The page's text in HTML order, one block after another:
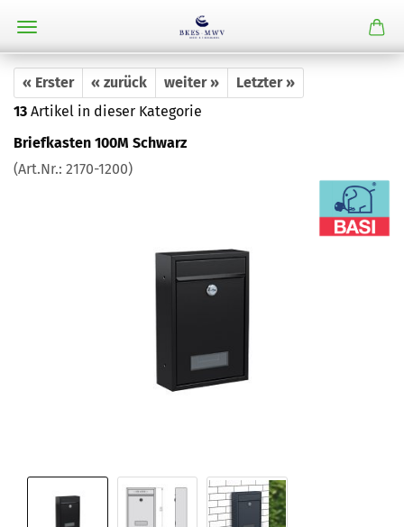
« Erster « zurück weiter »
Letzter »
13 Artikel in dieser Kategorie
Briefkasten 100M Schwarz
(Art.Nr.: 2170-1200)